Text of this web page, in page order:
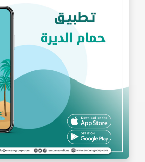
تطبيق بادل